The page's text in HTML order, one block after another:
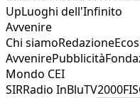
UpLuoghi dell'Infinito
Avvenire
Chi siamoRedazione
AvvenirePubblicità
Mondo CEI
SIRRadio InBluTV2000